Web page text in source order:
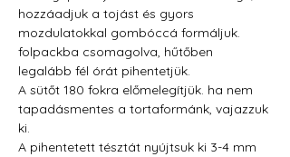
hozzáadjuk a tojást és gyors
mozdulatokkal gombóccá formáljuk.
folpackba csomagolva, hűtőben
legalább fél órát pihentetjük.
A sütőt 180 fokra előmelegítjük. ha nem
tapadásmentes a tortaformánk, vajazzuk
ki.
A pihentetett tésztát nyújtsuk ki 3-4 mm